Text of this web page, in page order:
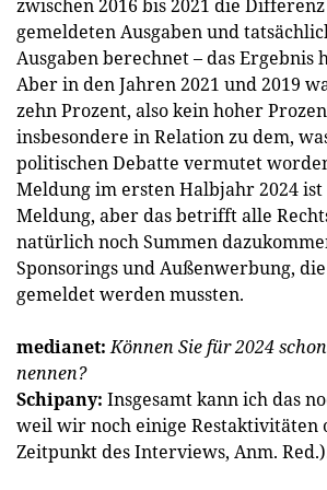
zwischen 2016 bis 2021 die
gemeldeten Ausgaben und
Ausgaben berechnet – das Ergebnis
Aber in den Jahren 2021 und 2019
zehn Prozent, also kein hoher
insbesondere in Relation zu dem,
politischen Debatte vermutet
Meldung im ersten Halbjahr 2024
Meldung, aber das betrifft alle
natürlich noch Summen
Sponsorings und Außenwerbung,
gemeldet werden mussten.
medianet:Können Sie für 2024
nennen?
Schipany: Insgesamt kann ich das
weil wir noch einige Restaktivitäten
Zeitpunkt des Interviews, Anm.